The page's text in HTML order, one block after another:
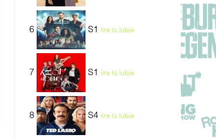
6 S1 lire la lubie
7 S1 lire la lubie
8 S4 lire la lubie